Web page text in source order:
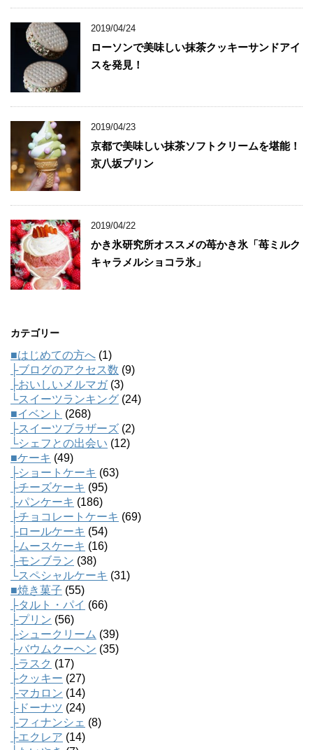
2019/04/24
ローソンで美味しい抹茶クッキーサンドアイ
スを発見！
2019/04/23
京都で美味しい抹茶ソフトクリームを堪能！
京八坂プリン
2019/04/22
かき氷研究所オススメの苺かき氷「苺ミルク
キャラメルショコラ氷」
カテゴリー
■はじめての方へ (1)
├ブログのアクセス数 (9)
├おいしいメルマガ(3)
└スイーツランキング (24)
■イベント (268)
├スイーツブラザーズ (2)
└シェフとの出会い (12)
■ケーキ (49)
├ショートケーキ (63)
├チーズケーキ (95)
├パンケーキ (186)
├チョコレートケーキ (69)
├ロールケーキ (54)
├ムースケーキ (16)
├モンブラン (38)
└スペシャルケーキ (31)
■焼き菓子 (55)
├タルト・パイ (66)
├プリン (56)
├シュークリーム (39)
├バウムクーヘン (35)
├ラスク (17)
├クッキー (27)
├マカロン (14)
├ドーナツ (24)
├フィナンシェ (8)
├エクレア (14)